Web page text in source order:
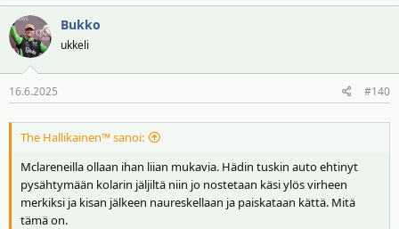
a
k
t
i
o
t
Bukko
ukkeli
16.6.2025 #140
The Hallikainen™ sanoi:
Mclareneilla ollaan ihan liian mukavia. Hädin tuskin auto ehtinyt
pysähtymään kolarin jäljiltä niin jo nostetaan käsi ylös virheen
merkiksi ja kisan jälkeen naureskellaan ja paiskataan kättä. Mitä
tämä on.